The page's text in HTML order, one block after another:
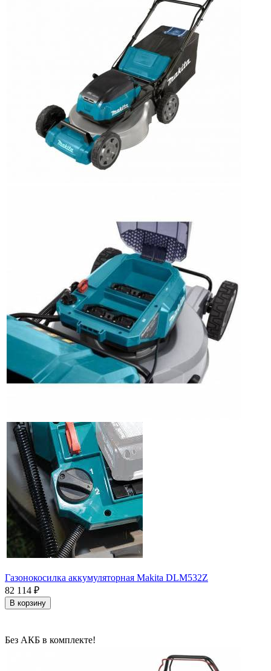
Газонокосилка аккумуляторная Makita DLM532Z
82 114 ₽
В корзину
Без АКБ в комплекте!